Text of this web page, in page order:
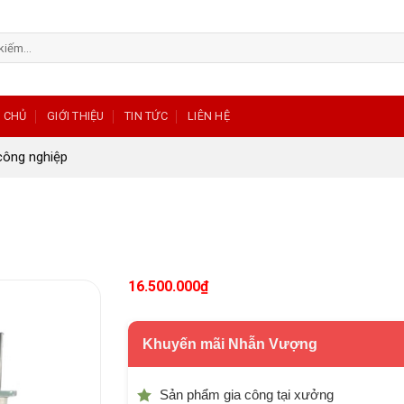
CHỦ GIỚI THIỆU TIN TỨC LIÊN HỆ
nghiệp
16.500.000₫
Khuyến mãi Nhẫn Vượng
Sản phẩm gia công tại xưởng